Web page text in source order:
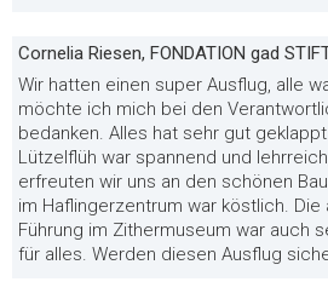
Cornelia Riesen, FONDATION gad
Wir hatten einen super Ausflug, alle
möchte ich mich bei den
bedanken. Alles hat sehr gut
Lützelflüh war spannend und
erfreuten wir uns an den schönen
im Haflingerzentrum war köstlich.
Führung im Zithermuseum war auch
für alles. Werden diesen Ausflug